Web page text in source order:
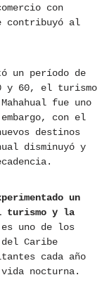
con
contribuyó al
un período de
y 60, el turismo
fue uno
con el
destinos
disminuyó y
un
turismo y la
uno de los
Caribe
cada año
nocturna.